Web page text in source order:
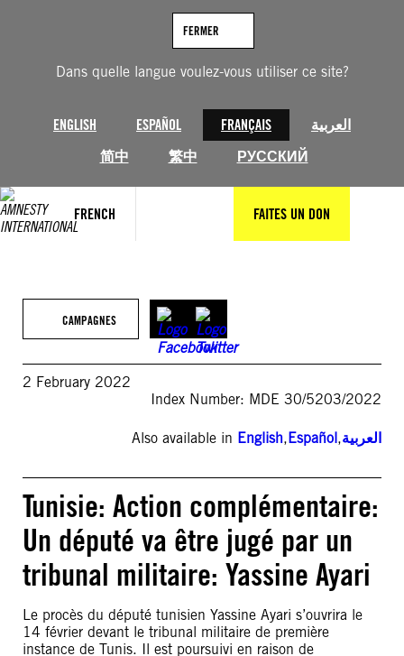
Dans quelle langue voulez-vous utiliser ce site?
ENGLISH ESPAÑOL FRANÇAIS
العربية
简中
繁中 РУССКИЙ
FERMER
FRENCH FAITES UN DON
CAMPAGNES
2 February 2022
Index Number: MDE 30/5203/2022
Also available in English,Español,العربية
Tunisie: Action complémentaire:
Un député va être jugé par un
tribunal militaire: Yassine Ayari
Le procès du député tunisien Yassine Ayari s’ouvrira le
14 février devant le tribunal militaire de première
instance de Tunis. Il est poursuivi en raison de